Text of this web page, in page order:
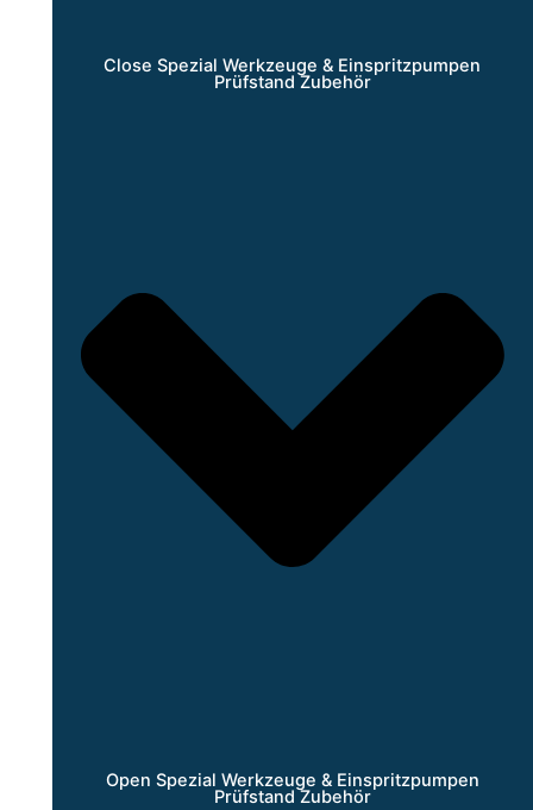
Close Spezial Werkzeuge & Einspritzpumpen
Prüfstand Zubehör
Open Spezial Werkzeuge & Einspritzpumpen
Prüfstand Zubehör